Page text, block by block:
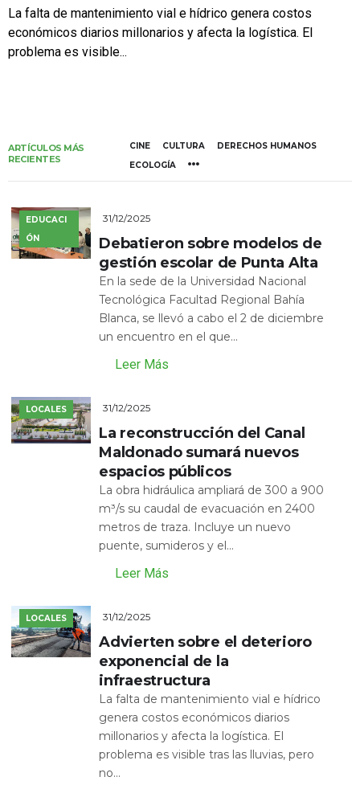
La falta de mantenimiento vial e hídrico genera costos
económicos diarios millonarios y afecta la logística. El
problema es visible...
ARTÍCULOS MÁS
RECIENTES
CINE CULTURA
DERECHOS HUMANOS
ECOLOGÍA
EDUCACI
ÓN
31/12/2025
Debatieron sobre modelos de
gestión escolar de Punta Alta
En la sede de la Universidad Nacional
Tecnológica Facultad Regional Bahía
Blanca, se llevó a cabo el 2 de diciembre
un encuentro en el que...
Leer Más
LOCALES 31/12/2025
La reconstrucción del Canal
Maldonado sumará nuevos
espacios públicos
La obra hidráulica ampliará de 300 a 900
m³/s su caudal de evacuación en 2400
metros de traza. Incluye un nuevo
puente, sumideros y el...
Leer Más
LOCALES 31/12/2025
Advierten sobre el deterioro
exponencial de la
infraestructura
La falta de mantenimiento vial e hídrico
genera costos económicos diarios
millonarios y afecta la logística. El
problema es visible tras las lluvias, pero
no...